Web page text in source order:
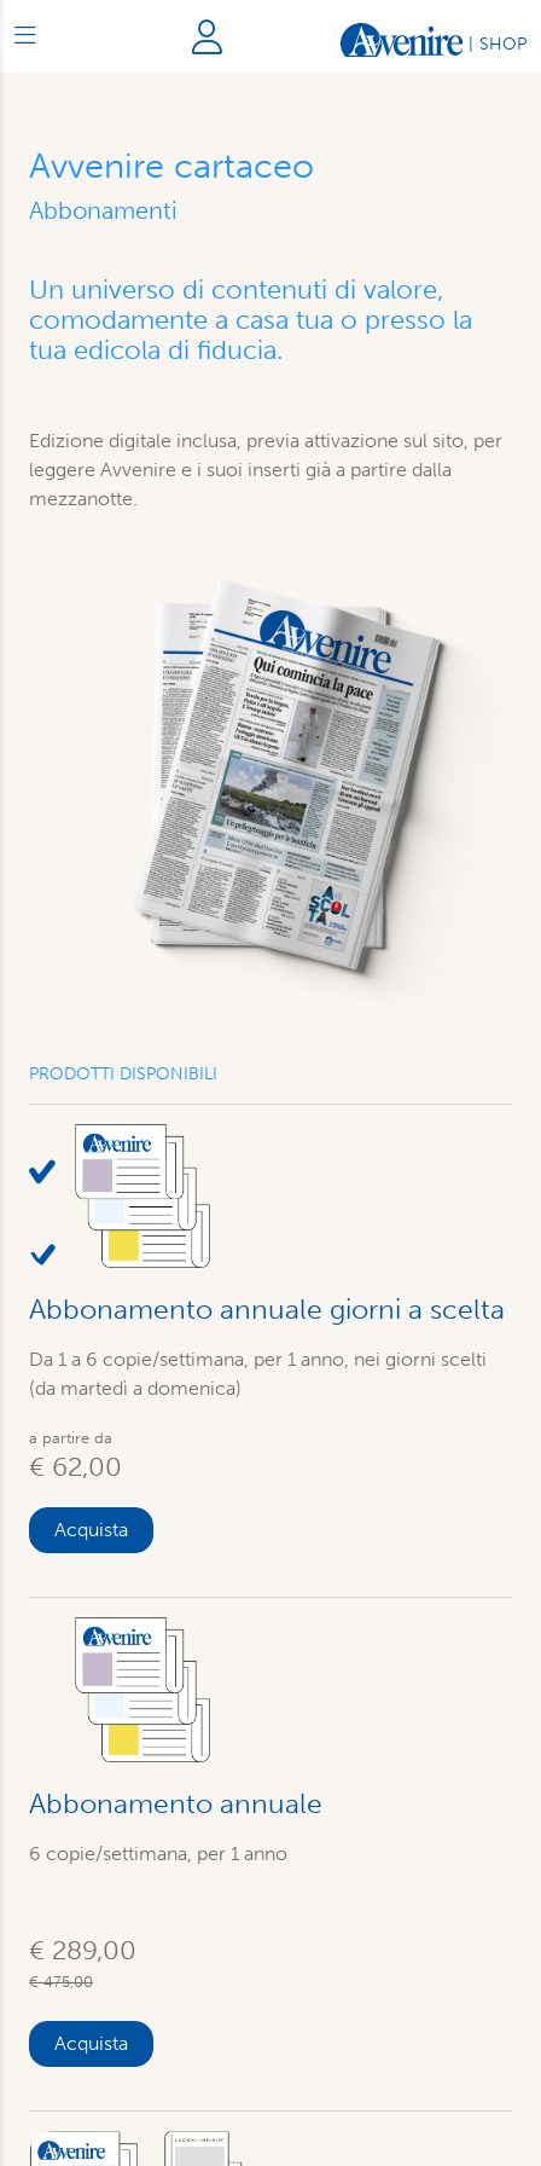
SHOP
Avvenire cartaceo
Abbonamenti
Un universo di contenuti di valore,
comodamente a casa tua o presso la
tua edicola di fiducia.
Edizione digitale inclusa, previa attivazione sul sito, per
leggere Avvenire e i suoi inserti già a partire dalla
mezzanotte.
PRODOTTI DISPONIBILI
Abbonamento annuale giorni a scelta
Da 1 a 6 copie/settimana, per 1 anno, nei giorni scelti
(da martedì a domenica)
a partire da
€ 62,00
Acquista
Abbonamento annuale
6 copie/settimana, per 1 anno
€ 289,00
€ 475,00
Acquista